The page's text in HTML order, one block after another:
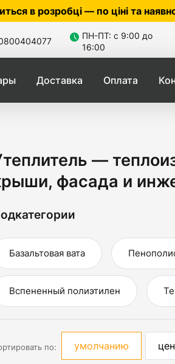
та наявності уточнюйте у
ПН-ПТ: с 9:00 до
16:00
Доставка Оплата
—
фасада и
Базальтовая вата
Вспененный полиэтилен
по: умолчанию